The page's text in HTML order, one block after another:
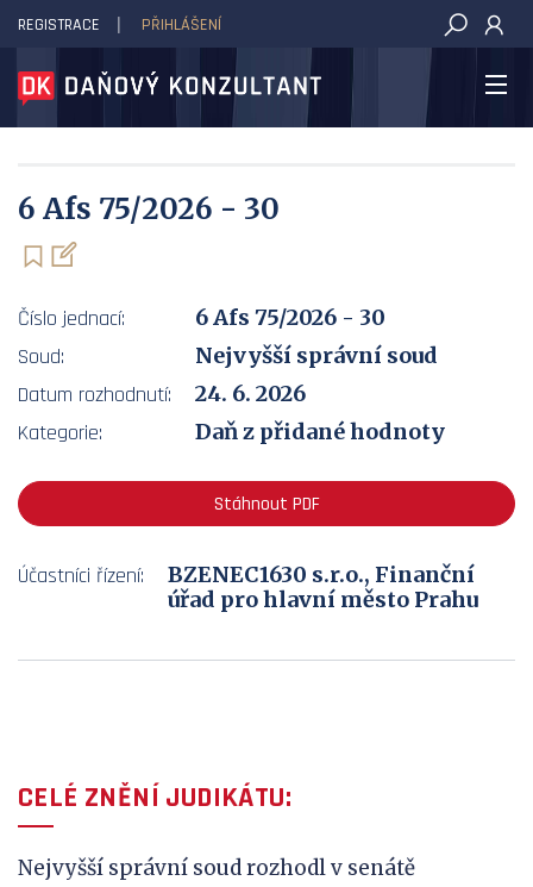
DAŇOVÝ KONZULTANT
REGISTRACE PŘIHLÁŠENÍ
6 Afs 75/2026 - 30
Číslo jednací:
6 Afs 75/2026 - 30
Soud:
Nejvyšší správní soud
Datum rozhodnutí:
24. 6. 2026
Kategorie:
Daň z přidané hodnoty
Stáhnout PDF
Účastníci řízení:
BZENEC1630 s.r.o., Finanční
úřad pro hlavní město Prahu
CELÉ ZNĚNÍ JUDIKÁTU:
Nejvyšší správní soud rozhodl v senátě